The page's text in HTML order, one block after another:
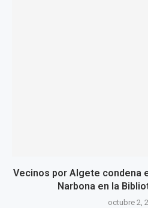
Vecinos por Algete condena
Narbona en la
octubre 2,